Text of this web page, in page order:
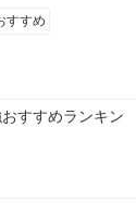
すすめ
すすめランキン